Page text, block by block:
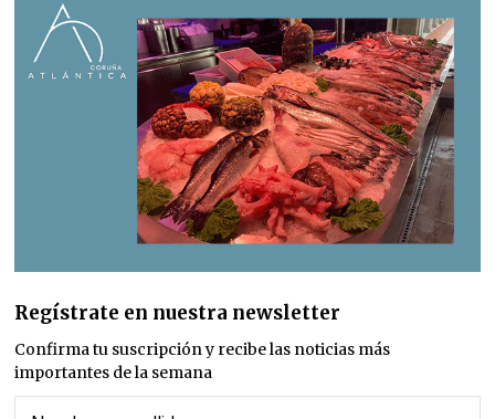
Regístrate en nuestra newsletter
Confirma tu suscripción y recibe las noticias más
importantes de la semana